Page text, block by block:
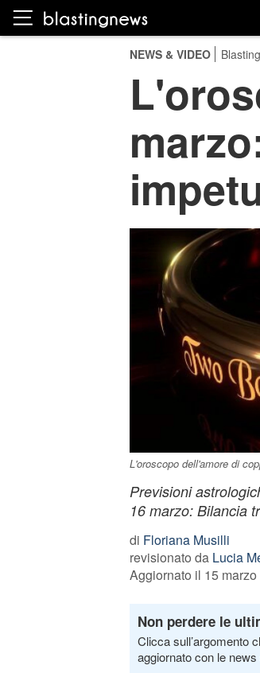
NEWS & VIDEO
L'oroscopo dell'amore di
Previsioni
16 marzo: Bilancia
di Floriana Musilli
revisionato da Lucia
Aggiornato il 15
Non perdere le
Clicca sull’argomento
aggiornato con le